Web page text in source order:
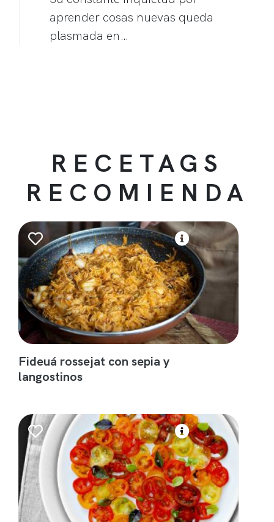
aprender cosas nuevas queda
plasmada en…
RECETAGS
RECOMIENDA
Fideuá rossejat con sepia y
langostinos